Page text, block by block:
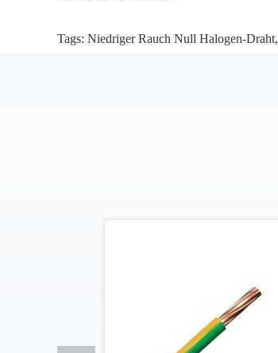
Tags: Niedriger Rauch Null Halogen-Draht,